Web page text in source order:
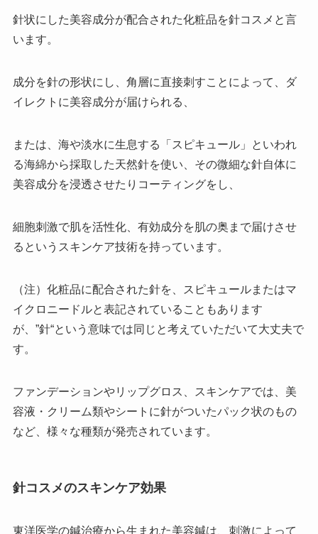
針状にした美容成分が配合された化粧品を針コスメと言
います。
成分を針の形状にし、角層に直接刺すことによって、ダ
イレクトに美容成分が届けられる、
または、海や淡水に生息する「スピキュール」といわれ
る海綿から採取した天然針を使い、その微細な針自体に
美容成分を浸透させたりコーティングをし、
細胞刺激で肌を活性化、有効成分を肌の奥まで届けさせ
るというスキンケア技術を持っています。
（注）化粧品に配合された針を、スピキュールまたはマ
イクロニードルと表記されていることもあります
が、”針“という意味では同じと考えていただいて大丈夫で
す。
ファンデーションやリップグロス、スキンケアでは、美
容液・クリーム類やシートに針がついたパック状のもの
など、様々な種類が発売されています。
針コスメのスキンケア効果
東洋医学の鍼治療から生まれた美容鍼は、刺激によって